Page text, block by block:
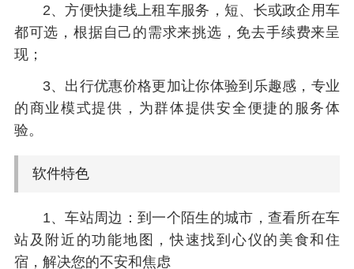
2、方便快捷线上租车服务，短、长或政企用车
都可选，根据自己的需求来挑选，免去手续费来呈
现；
3、出行优惠价格更加让你体验到乐趣感，专业
的商业模式提供，为群体提供安全便捷的服务体
验。
软件特色
1、车站周边：到一个陌生的城市，查看所在车
站及附近的功能地图，快速找到心仪的美食和住
宿，解决您的不安和焦虑